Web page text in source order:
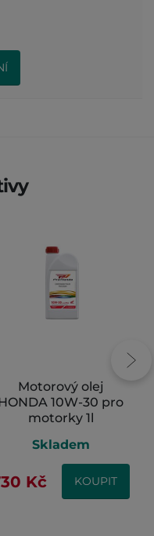
Motorový olej
10W-30 pro
motorky 1l
Skladem
Kč KOUPIT